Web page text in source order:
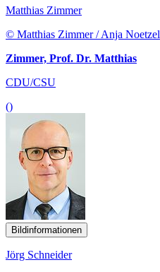
Matthias Zimmer
© Matthias Zimmer / Anja Noetzel
Zimmer, Prof. Dr. Matthias
CDU/CSU
()
Bildinformationen
Jörg Schneider